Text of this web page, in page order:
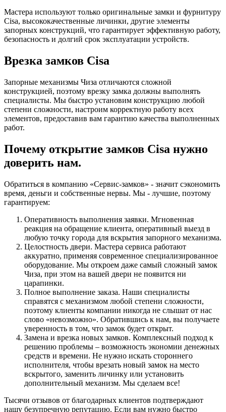
Мастера используют только оригинальные замки и фурнитуру
Cisa, высококачественные личинки, другие элементы
запорных конструкций, что гарантирует эффективную работу,
безопасность и долгий срок эксплуатации устройств.
Врезка замков Cisa
Запорные механизмы Чиза отличаются сложной
конструкцией, поэтому врезку замка должны выполнять
специалисты. Мы быстро установим конструкцию любой
степени сложности, настроим корректную работу всех
элементов, предоставив вам гарантию качества выполненных
работ.
Почему открытие замков Cisa нужно
доверить нам.
Обратиться в компанию «Сервис-замков» - значит сэкономить
время, деньги и собственные нервы. Мы - лучшие, поэтому
гарантируем:
Оперативность выполнения заявки. Мгновенная
реакция на обращение клиента, оперативный выезд в
любую точку города для вскрытия запорного механизма.
Целостность двери. Мастера сервиса работают
аккуратно, применяя современное специализированное
оборудование. Мы откроем даже самый сложный замок
Чиза, при этом на вашей двери не появится ни
царапинки.
Полное выполнение заказа. Наши специалисты
справятся с механизмом любой степени сложности,
поэтому клиенты компании никогда не слышат от нас
слово «невозможно». Обратившись к нам, вы получаете
уверенность в том, что замок будет открыт.
Замена и врезка новых замков. Комплексный подход к
решению проблемы – возможность экономии денежных
средств и времени. Не нужно искать стороннего
исполнителя, чтобы врезать новый замок на место
вскрытого, заменить личинку или установить
дополнительный механизм. Мы сделаем все!
Тысячи отзывов от благодарных клиентов подтверждают
нашу безупречную репутацию. Если вам нужно быстро